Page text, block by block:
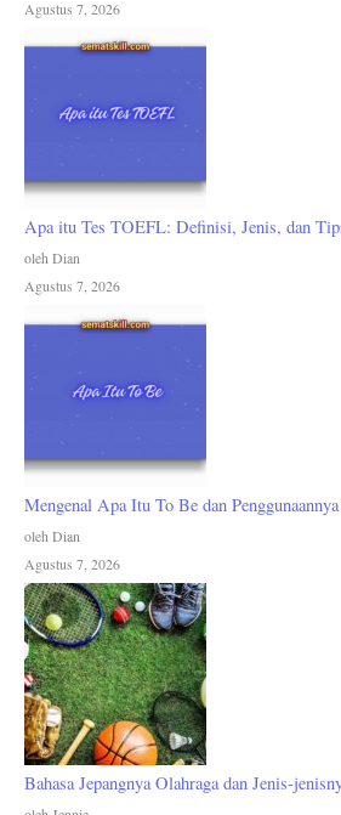
Agustus 7, 2026
Apa itu Tes TOEFL: Definisi, Jenis, dan
oleh Dian
Agustus 7, 2026
Mengenal Apa Itu To Be dan
oleh Dian
Agustus 7, 2026
Bahasa Jepangnya Olahraga dan Jenis-